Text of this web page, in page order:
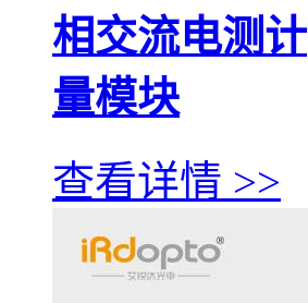
相交流电测计
量模块
查看详情 >>